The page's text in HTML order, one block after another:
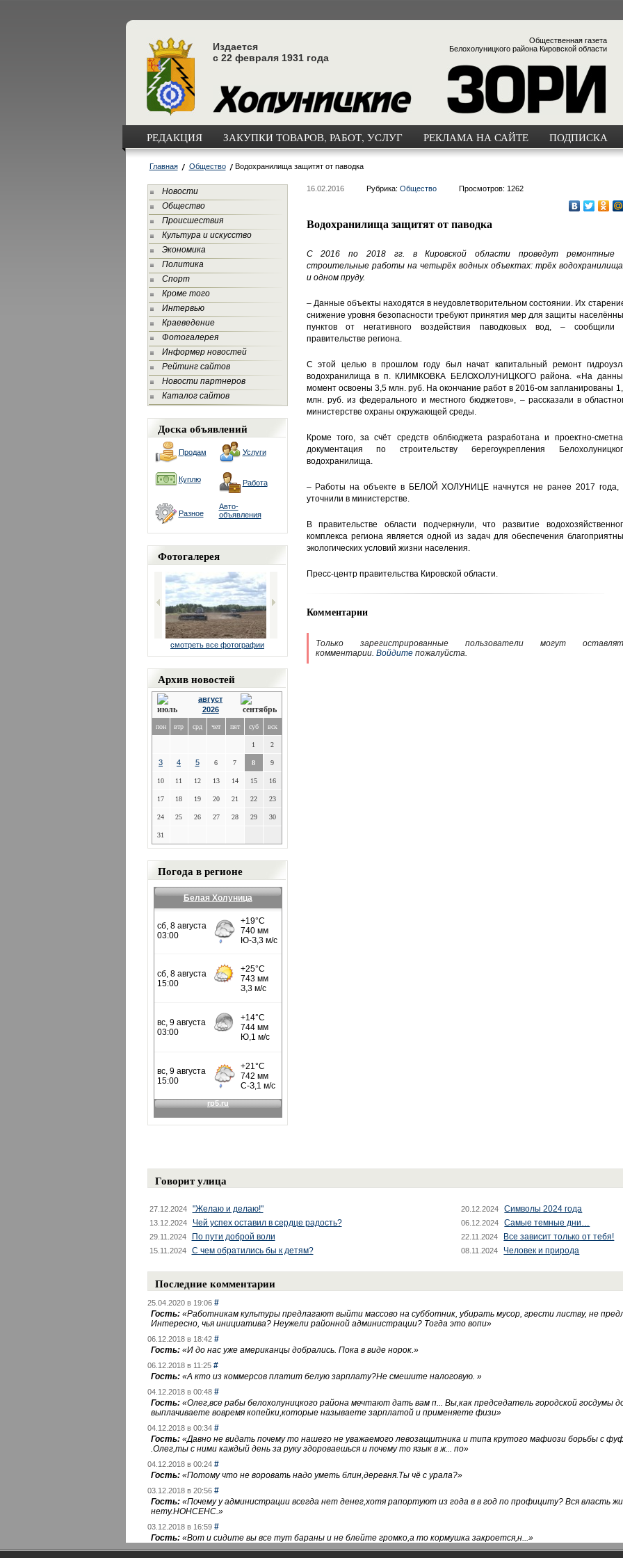
Издается
с 22 февраля 1931 года
Общественная газета
Белохолуницкого района Кировской области
РЕДАКЦИЯ ЗАКУПКИ ТОВАРОВ, РАБОТ, УСЛУГ РЕКЛАМА НА САЙТЕ ПОДПИСКА
Главная Общество Водохранилища защитят от паводка
Новости
Общество
Происшествия
Культура и искусство
Экономика
Политика
Спорт
Кроме того
Интервью
Краеведение
Фотогалерея
Информер новостей
Рейтинг сайтов
Новости партнеров
Каталог сайтов
Доска объявлений
Продам Услуги
Куплю Работа
Разное
Авто-
объявления
Фотогалерея
смотреть все фотографии
Архив новостей
август
2026
пон втр срд чет пят суб вск
1 2
3 4 5 6 7 8 9
10 11 12 13 14 15 16
17 18 19 20 21 22 23
24 25 26 27 28 29 30
31
Погода в регионе
Белая Холуница
16.02.2016 Рубрика: Общество Просмотров: 1262
Водохранилища защитят от паводка
C 2016 по 2018 гг. в Кировской области проведут ремонтные
строительные работы на четырёх водных объектах: трёх
и одном пруду.
– Данные объекты находятся в неудовлетворительном состоянии. Их
снижение уровня безопасности требуют принятия мер для защиты
пунктов от негативного воздействия паводковых вод, – сообщили
правительстве региона.
С этой целью в прошлом году был начат капитальный ремонт
водохранилища в п. КЛИМКОВКА БЕЛОХОЛУНИЦКОГО района. «На
момент освоены 3,5 млн. руб. На окончание работ в 2016-ом запланированы
млн. руб. из федерального и местного бюджетов», – рассказали в
министерстве охраны окружающей среды.
Кроме того, за счёт средств облбюджета разработана и проектно-
документация по строительству берегоукрепления
водохранилища.
– Работы на объекте в БЕЛОЙ ХОЛУНИЦЕ начнутся не ранее 2017 года,
уточнили в министерстве.
В правительстве области подчеркнули, что развитие
комплекса региона является одной из задач для обеспечения
экологических условий жизни населения.
Пресс-центр правительства Кировской области.
Комментарии
Только зарегистрированные пользователи могут
комментарии. Войдитепожалуйста.
Говорит улица
27.12.2024 "Желаю и делаю!" 20.12.2024 Символы 2024 года
13.12.2024 Чей успех оставил в сердце радость? 06.12.2024 Самые темные дни…
29.11.2024 По пути доброй воли 22.11.2024 Все зависит только от тебя!
15.11.2024 С чем обратились бы к детям? 08.11.2024 Человек и природа
Последние комментарии
25.04.2020 в 19:06 #
Гость: «Работникам культуры предлагают выйти массово на субботник, убирать мусор, грести листву, не
Интересно, чья инициатива? Неужели районной администрации? Тогда это вопи»
06.12.2018 в 18:42 #
Гость: «И до нас уже американцы добрались. Пока в виде норок.»
06.12.2018 в 11:25 #
Гость: «А кто из коммерсов платит белую зарплату?Не смешите налоговую. »
04.12.2018 в 00:48 #
Гость: «Олег,все рабы белохолуницкого района мечтают дать вам п... Вы,как председатель городской госдумы
выплачиваете вовремя копейки,которые называете зарплатой и применяете физи»
04.12.2018 в 00:34 #
Гость: «Давно не видать почему то нашего не уважаемого левозащитника и типа крутого мафиози борьбы с
.Олег,ты с ними каждый день за руку здороваешься и почему то язык в ж... по»
04.12.2018 в 00:24 #
Гость: «Потому что не воровать надо уметь блин,деревня.Ты чё с урала?»
03.12.2018 в 20:56 #
Гость: «Почему у администрации всегда нет денег,хотя рапортуют из года в в год по профициту? Вся власть
нету.НОНСЕНС.»
03.12.2018 в 16:59 #
Гость: «Вот и сидите вы все тут бараны и не блейте громко,а то кормушка закроется,н...»